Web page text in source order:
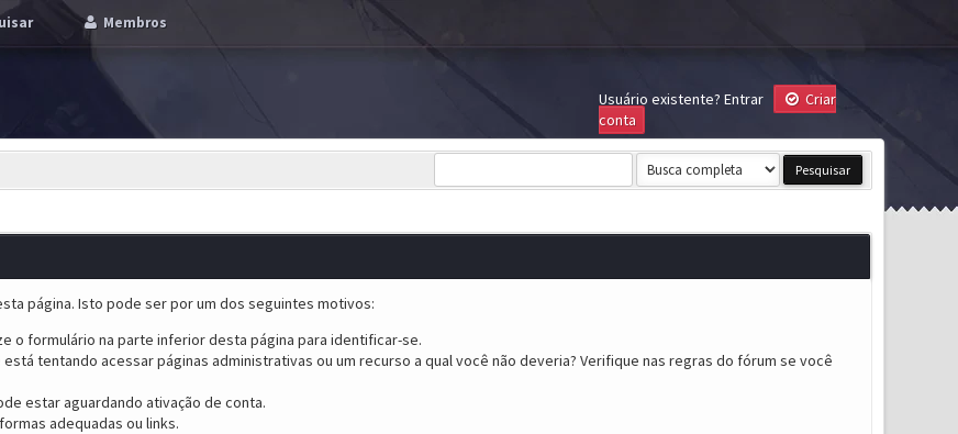
Membros
Usuário existente? Entrar
Criar
conta
página. Isto pode ser por um dos seguintes motivos:
o formulário na parte inferior desta página para identificar-se.
tentando acessar páginas administrativas ou um recurso a qual você não deveria? Verifique nas regras do fórum se você
estar aguardando ativação de conta.
adequadas ou links.